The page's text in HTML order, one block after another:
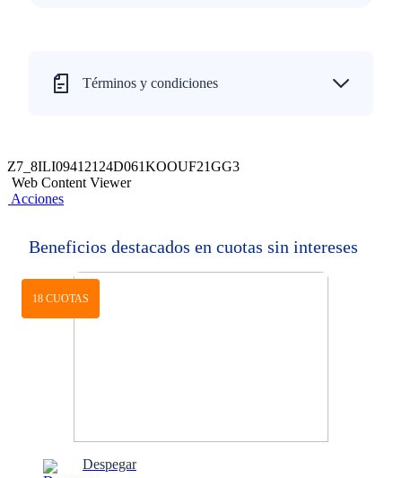
Términos y condiciones
Z7_8ILI09412124D061KOOUF21GG3
Web Content Viewer
Acciones
Beneficios destacados en cuotas sin intereses
18 CUOTAS
Despegar